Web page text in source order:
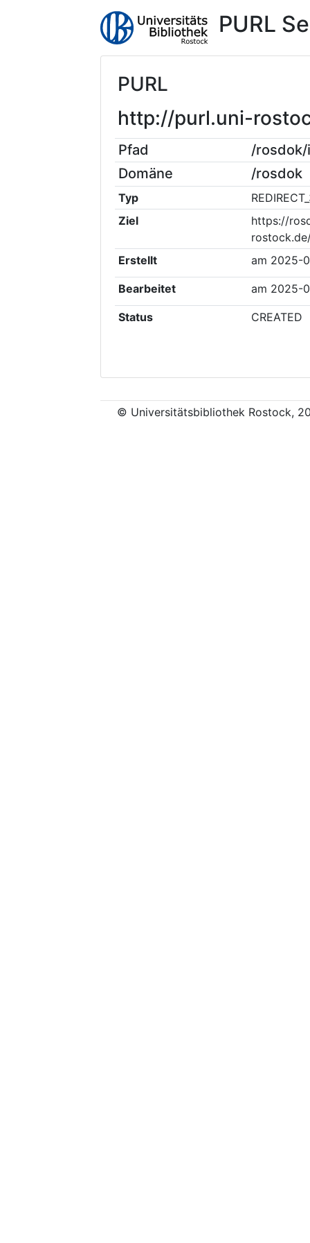
PURL
PURL
http://purl.uni-
Pfad
/
Domäne
/rosdok
Typ
Ziel
https://
Erstellt
am 2025-
Bearbeitet am 2025-
Status CREATED
© Universitätsbibliothek Rostock,